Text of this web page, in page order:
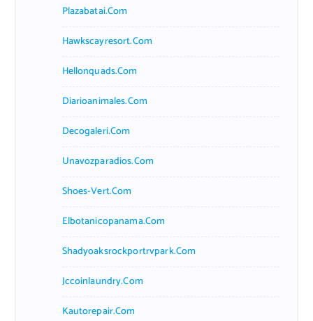
Plazabatai.com
Hawkscayresort.com
Hellonquads.com
Diarioanimales.com
Decogaleri.com
Unavozparadios.com
Shoes-Vert.com
Elbotanicopanama.com
Shadyoaksrockportrvpark.com
Jccoinlaundry.com
Kautorepair.com